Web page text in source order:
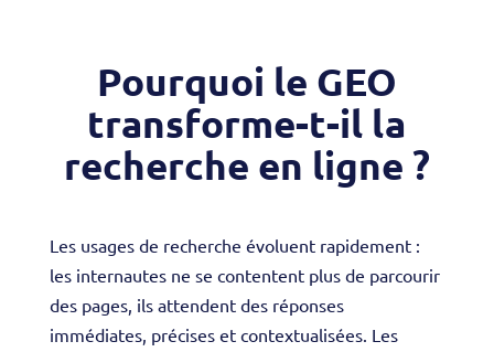
Pourquoi le GEO
transforme-t-il la
recherche en ligne ?
Les usages de recherche évoluent rapidement :
les internautes ne se contentent plus de parcourir
des pages, ils attendent des réponses
immédiates, précises et contextualisées. Les